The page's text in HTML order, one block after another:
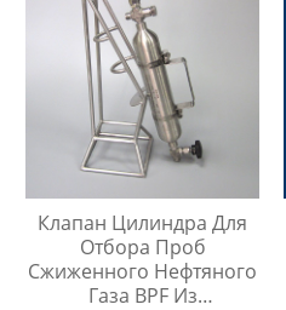
Клапан Цилиндра Для
Отбора Проб
Сжиженного Нефтяного
Газа BPF Из